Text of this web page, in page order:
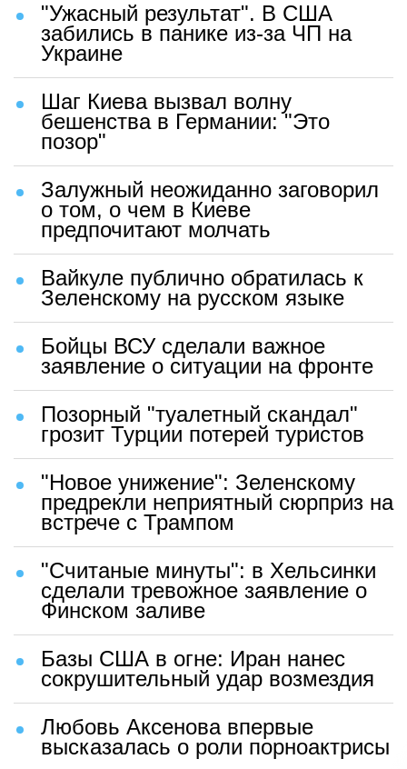
"Ужасный результат". В США
забились в панике из-за ЧП на
Украине
Шаг Киева вызвал волну
бешенства в Германии: "Это
позор"
Залужный неожиданно заговорил
о том, о чем в Киеве
предпочитают молчать
Вайкуле публично обратилась к
Зеленскому на русском языке
Бойцы ВСУ сделали важное
заявление о ситуации на фронте
Позорный "туалетный скандал"
грозит Турции потерей туристов
"Новое унижение": Зеленскому
предрекли неприятный сюрприз на
встрече с Трампом
"Считаные минуты": в Хельсинки
сделали тревожное заявление о
Финском заливе
Базы США в огне: Иран нанес
сокрушительный удар возмездия
Любовь Аксенова впервые
высказалась о роли порноактрисы